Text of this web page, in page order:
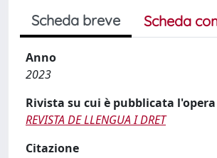
Scheda breve Scheda
Anno
2023
Rivista su cui è pubblicata l'opera
REVISTA DE LLENGUA I DRET
Citazione